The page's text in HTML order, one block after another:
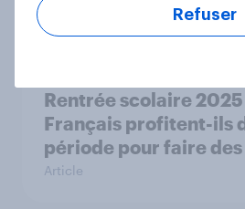
Rentrée scolaire 2025
Français profitent-ils
période pour faire des
Article
Refuser